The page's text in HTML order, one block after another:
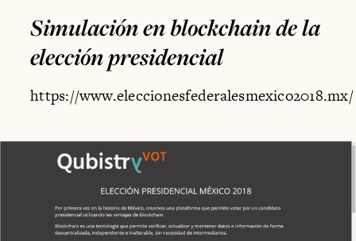
Simulación en blockchain de la
elección presidencial
https://www.eleccionesfederalesmexico2018.mx/